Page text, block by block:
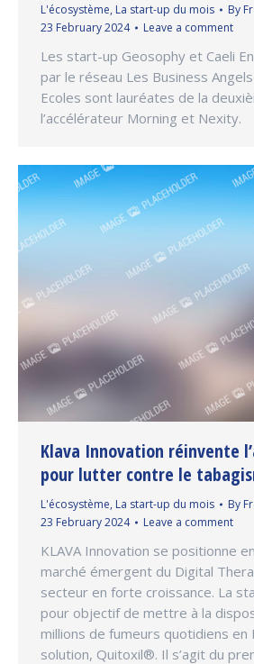
L'écosystème, La start-up du mois By
23 February 2024
Leave a comment
Les start-up Geosophy et Caeli
par le réseau Les Business
Ecoles sont lauréates de la
l’accélérateur Morning et Nexity.
Klava Innovation réinvente
pour lutter contre le
L'écosystème, La start-up du mois By
23 February 2024
Leave a comment
KLAVA Innovation se positionne
marché émergent du Digital
secteur en forte croissance. La
pour objectif de mettre à la
millions de fumeurs quotidiens en
solution, Quitoxil®. Il s’agit du